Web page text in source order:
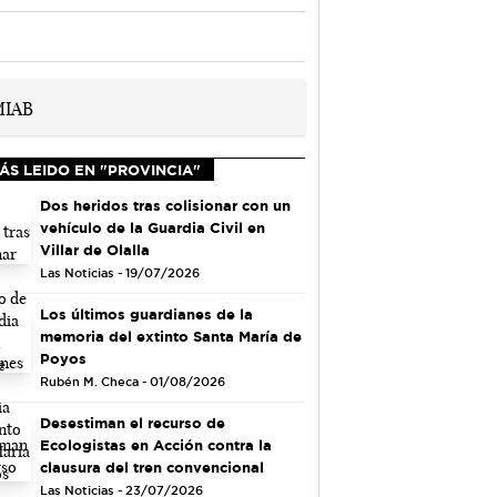
LEIDO EN "PROVINCIA"
Dos heridos tras colisionar con un
vehículo de la Guardia Civil en
Villar de Olalla
Las Noticias - 19/07/2026
Los últimos guardianes de la
memoria del extinto Santa María de
Poyos
Rubén M. Checa - 01/08/2026
Desestiman el recurso de
Ecologistas en Acción contra la
clausura del tren convencional
Las Noticias - 23/07/2026